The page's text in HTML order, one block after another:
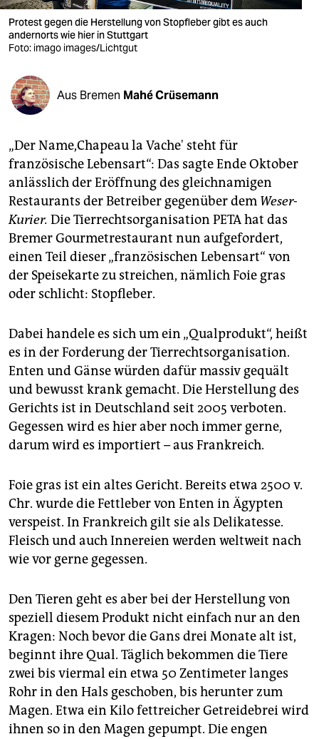
verlag
veranstaltungen
shop
fragen & hilfe
abo
genossenschaft
epaper login
Protest gegen die Herstellung von Stopfleber gibt es auch
andernorts wie hier in Stuttgart
Foto: imago images/Lichtgut
Aus Bremen Mahé Crüsemann
„Der Name,Chapeau la Vache' steht für
französische Lebensart“: Das sagte Ende Oktober
anlässlich der Eröffnung des gleichnamigen
Restaurants der Betreiber gegenüber dem Weser-
Kurier. Die Tierrechtsorganisation PETA hat das
Bremer Gourmetrestaurant nun aufgefordert,
einen Teil dieser „französischen Lebensart“ von
der Speisekarte zu streichen, nämlich Foie gras
oder schlicht: Stopfleber.
Dabei handele es sich um ein „Qualprodukt“, heißt
es in der Forderung der Tierrechtsorganisation.
Enten und Gänse würden dafür massiv gequält
und bewusst krank gemacht. Die Herstellung des
Gerichts ist in Deutschland seit 2005 verboten.
Gegessen wird es hier aber noch immer gerne,
darum wird es importiert – aus Frankreich.
Foie gras ist ein altes Gericht. Bereits etwa 2500 v.
Chr. wurde die Fettleber von Enten in Ägypten
verspeist. In Frankreich gilt sie als Delikatesse.
Fleisch und auch Innereien werden weltweit nach
wie vor gerne gegessen.
Den Tieren geht es aber bei der Herstellung von
speziell diesem Produkt nicht einfach nur an den
Kragen: Noch bevor die Gans drei Monate alt ist,
beginnt ihre Qual. Täglich bekommen die Tiere
zwei bis viermal ein etwa 50 Zentimeter langes
Rohr in den Hals geschoben, bis herunter zum
Magen. Etwa ein Kilo fettreicher Getreidebrei wird
ihnen so in den Magen gepumpt. Die engen